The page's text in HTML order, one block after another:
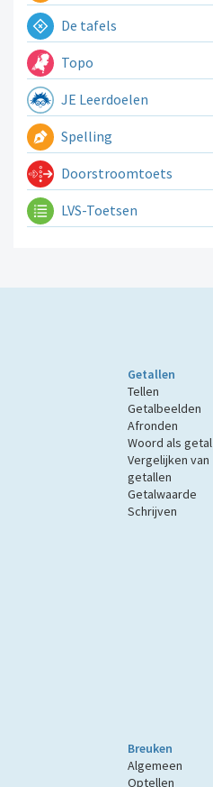
De tafels
Topo
JE Leerdoelen
Spelling
Doorstroomtoets
LVS-Toetsen
Getallen
Tellen
Getalbeelden
Afronden
Woord als getal
Vergelijken van
getallen
Getalwaarde
Schrijven
Breuken
Algemeen
Optellen